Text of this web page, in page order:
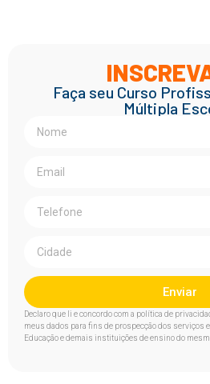
Faça seu Curso
Múltipla
Enviar
Declaro que li e concordo com a política de
meus dados para fins de prospecção dos serviços
Educação e demais instituições de ensino do